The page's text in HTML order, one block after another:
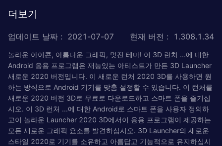
더보기
업데이트 날짜 : 2021-07-07 현재 버전 : 1.308.1.34
놀라운 아이콘, 아름다운 그래픽, 멋진 테마! 이 3D 런처 ...에 대한
Android 응용 프로그램은 재능있는 아티스트가 만든 3D Launcher
새로운 2020 버전입니다. 이 새로운 런처 2020 3D를 사용하면 원
하는 방식으로 Android 기기를 맞춤 설정할 수 있습니다. 이 런처를
새로운 2020 버전 3D로 무료로 다운로드하고 스마트 폰을 즐기십
시오. 이 3D 런처 ...에 대한 Android로 스마트 폰을 사용자 정의하
고이 놀라운 Launcher 2020 3D에서이 응용 프로그램이 제공하는
모든 새로운 그래픽 요소를 발견하십시오. 3D Launcher의 새로운
스타일 2020로 기기를 소유하고 아름답고 기능적으로 유지하십시